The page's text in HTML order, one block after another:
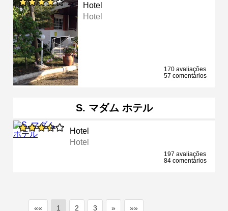
Hotel
Hotel
170 avaliações
57 comentários
S. マダム ホテル
Hotel
Hotel
197 avaliações
84 comentários
«« 1 2 3 » »»